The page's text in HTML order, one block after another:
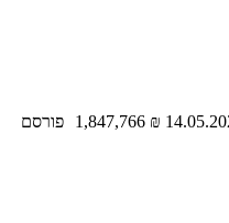
₪ 1,847,766 פורסם